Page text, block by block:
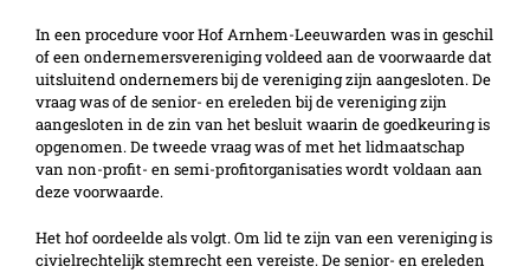
In een procedure voor Hof Arnhem-Leeuwarden was in geschil
of een ondernemersvereniging voldeed aan de voorwaarde dat
uitsluitend ondernemers bij de vereniging zijn aangesloten. De
vraag was of de senior- en ereleden bij de vereniging zijn
aangesloten in de zin van het besluit waarin de goedkeuring is
opgenomen. De tweede vraag was of met het lidmaatschap
van non-profit- en semi-profitorganisaties wordt voldaan aan
deze voorwaarde.
Het hof oordeelde als volgt. Om lid te zijn van een vereniging is
civielrechtelijk stemrecht een vereiste. De senior- en ereleden